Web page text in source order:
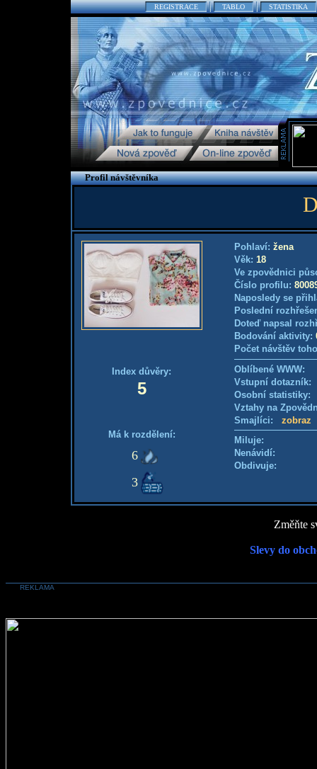
REGISTRACE TABLO STATISTIKA
Profil návštěvníka
Index důvěry:
5
Má k rozdělení:
6
3
Pohlaví: žena
Věk: 18
Ve zpovědnici
Číslo profilu:
Naposledy se
Poslední
Doteď napsal
Bodování aktivity:
Počet návštěv
Oblíbené WWW:
Vstupní
Osobní
Vztahy na
Smajlíci: zobraz
Miluje:
Nenávidí:
Obdivuje:
Změňte
Slevy do
REKLAMA